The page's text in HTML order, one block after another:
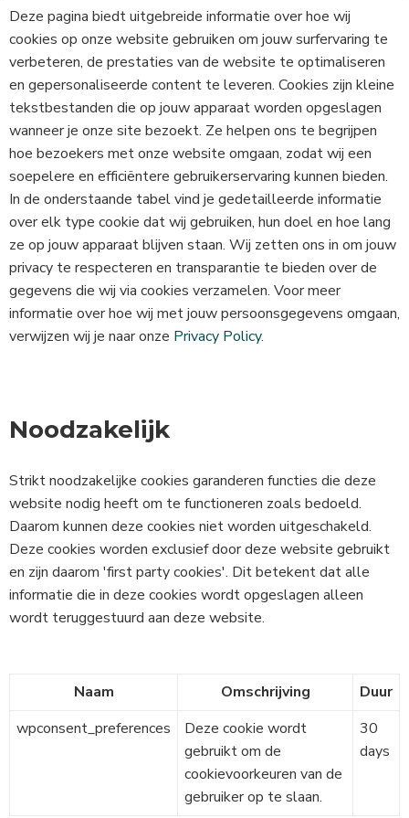
Deze pagina biedt uitgebreide informatie over hoe wij
cookies op onze website gebruiken om jouw surfervaring te
verbeteren, de prestaties van de website te optimaliseren
en gepersonaliseerde content te leveren. Cookies zijn kleine
tekstbestanden die op jouw apparaat worden opgeslagen
wanneer je onze site bezoekt. Ze helpen ons te begrijpen
hoe bezoekers met onze website omgaan, zodat wij een
soepelere en efficiëntere gebruikerservaring kunnen bieden.
In de onderstaande tabel vind je gedetailleerde informatie
over elk type cookie dat wij gebruiken, hun doel en hoe lang
ze op jouw apparaat blijven staan. Wij zetten ons in om jouw
privacy te respecteren en transparantie te bieden over de
gegevens die wij via cookies verzamelen. Voor meer
informatie over hoe wij met jouw persoonsgegevens omgaan,
verwijzen wij je naar onze Privacy Policy.
Noodzakelijk
Strikt noodzakelijke cookies garanderen functies die deze
website nodig heeft om te functioneren zoals bedoeld.
Daarom kunnen deze cookies niet worden uitgeschakeld.
Deze cookies worden exclusief door deze website gebruikt
en zijn daarom 'first party cookies'. Dit betekent dat alle
informatie die in deze cookies wordt opgeslagen alleen
wordt teruggestuurd aan deze website.
Naam Omschrijving
Duur
wpconsent_preferences
Deze cookie wordt
gebruikt om de
cookievoorkeuren van de
gebruiker op te slaan.
30
days